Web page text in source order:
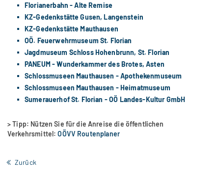
Florianerbahn - Alte Remise
KZ-Gedenkstätte Gusen, Langenstein
KZ-Gedenkstätte Mauthausen
OÖ. Feuerwehrmuseum St. Florian
Jagdmuseum Schloss Hohenbrunn, St. Florian
PANEUM - Wunderkammer des Brotes, Asten
Schlossmuseen Mauthausen - Apothekenmuseum
Schlossmuseen Mauthausen - Heimatmuseum
SumerauerhofSt. Florian - OÖ Landes-Kultur GmbH
> Tipp: Nützen Sie für die Anreise die öffentlichen
Verkehrsmittel:OÖVV Routenplaner
Zurück